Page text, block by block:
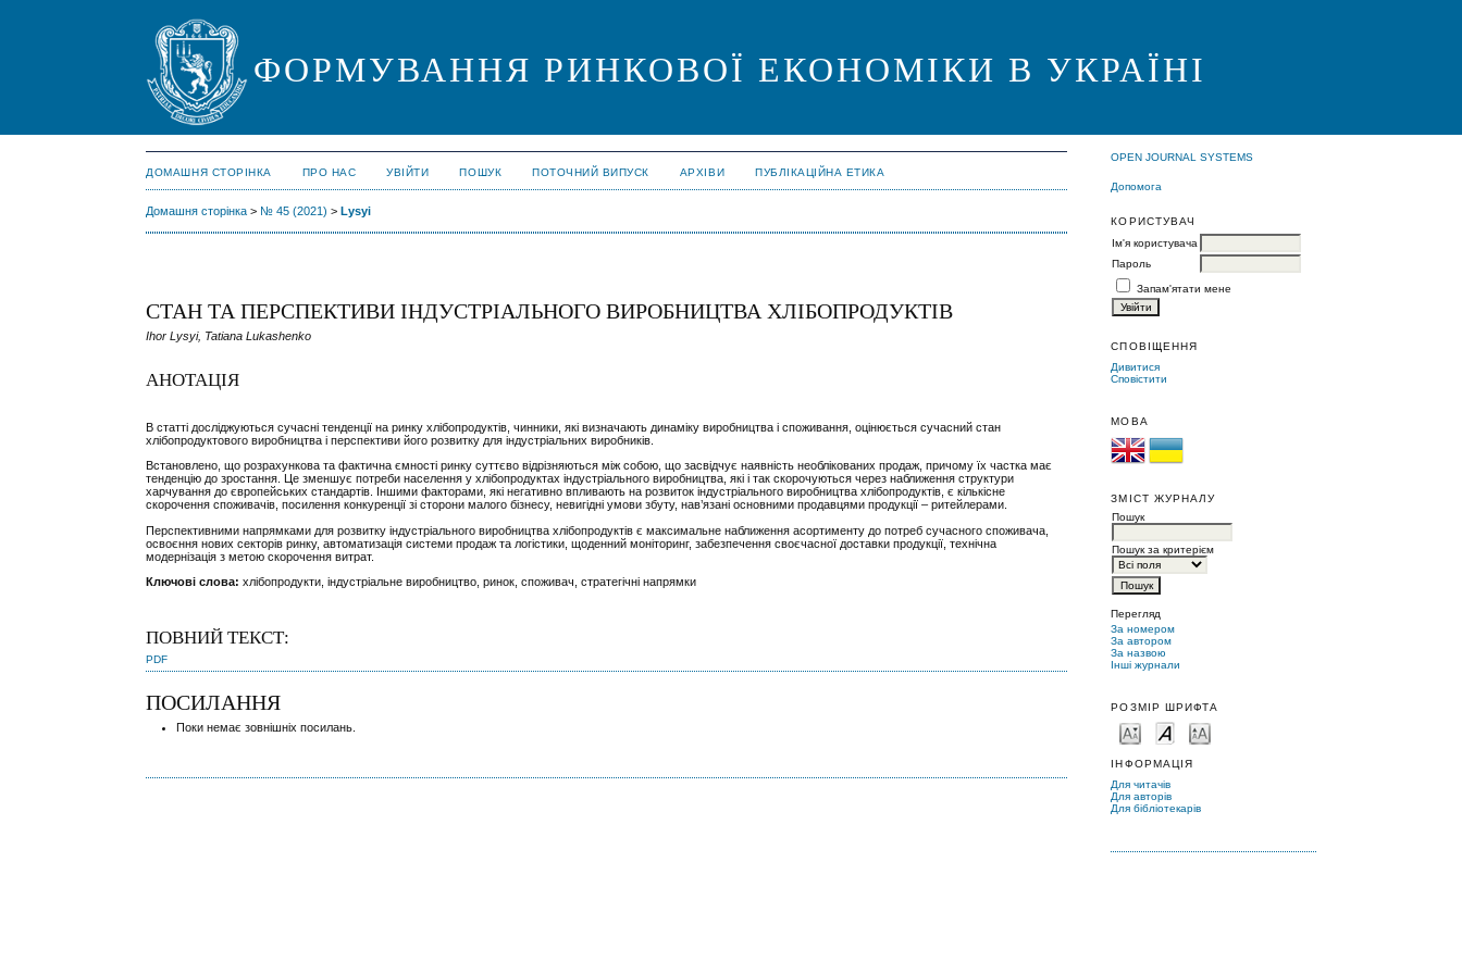
ФОРМУВАННЯ РИНКОВОЇ ЕКОНОМІКИ В УКРАЇНІ
OPEN JOURNAL SYSTEMS
Допомога
КОРИСТУВАЧ
Ім'я користувача
Пароль
Запам'ятати мене
СПОВІЩЕННЯ
Дивитися
Сповістити
МОВА
ЗМІСТ ЖУРНАЛУ
Пошук
Пошук за критерієм
Перегляд
За номером
За автором
За назвою
Інші журнали
РОЗМІР ШРИФТА
ІНФОРМАЦІЯ
Для читачів
Для авторів
Для бібліотекарів
ДОМАШНЯ СТОРІНКА ПРО НАС УВІЙТИ ПОШУК ПОТОЧНИЙ ВИПУСК АРХІВИ ПУБЛІКАЦІЙНА ЕТИКА
Домашня сторінка > № 45 (2021) >Lysyi
СТАН ТА ПЕРСПЕКТИВИ ІНДУСТРІАЛЬНОГО ВИРОБНИЦТВА ХЛІБОПРОДУКТІВ
Ihor Lysyi, Tatiana Lukashenko
АНОТАЦІЯ
В статті досліджуються сучасні тенденції на ринку хлібопродуктів, чинники, які визначають динаміку виробництва і споживання, оцінюється сучасний стан
хлібопродуктового виробництва і перспективи його розвитку для індустріальних виробників.
Встановлено, що розрахункова та фактична ємності ринку суттєво відрізняються між собою, що засвідчує наявність необлікованих продаж, причому їх частка має
тенденцію до зростання. Це зменшує потреби населення у хлібопродуктах індустріального виробництва, які і так скорочуються через наближення структури
харчування до європейських стандартів. Іншими факторами, які негативно впливають на розвиток індустріального виробництва хлібопродуктів, є кількісне
скорочення споживачів, посилення конкуренції зі сторони малого бізнесу, невигідні умови збуту, нав’язані основними продавцями продукції – ритейлерами.
Перспективними напрямками для розвитку індустріального виробництва хлібопродуктів є максимальне наближення асортименту до потреб сучасного споживача,
освоєння нових секторів ринку, автоматизація системи продаж та логістики, щоденний моніторинг, забезпечення своєчасної доставки продукції, технічна
модернізація з метою скорочення витрат.
Ключові слова: хлібопродукти, індустріальне виробництво, ринок, споживач, стратегічні напрямки
ПОВНИЙ ТЕКСТ:
PDF
ПОСИЛАННЯ
Поки немає зовнішніх посилань.